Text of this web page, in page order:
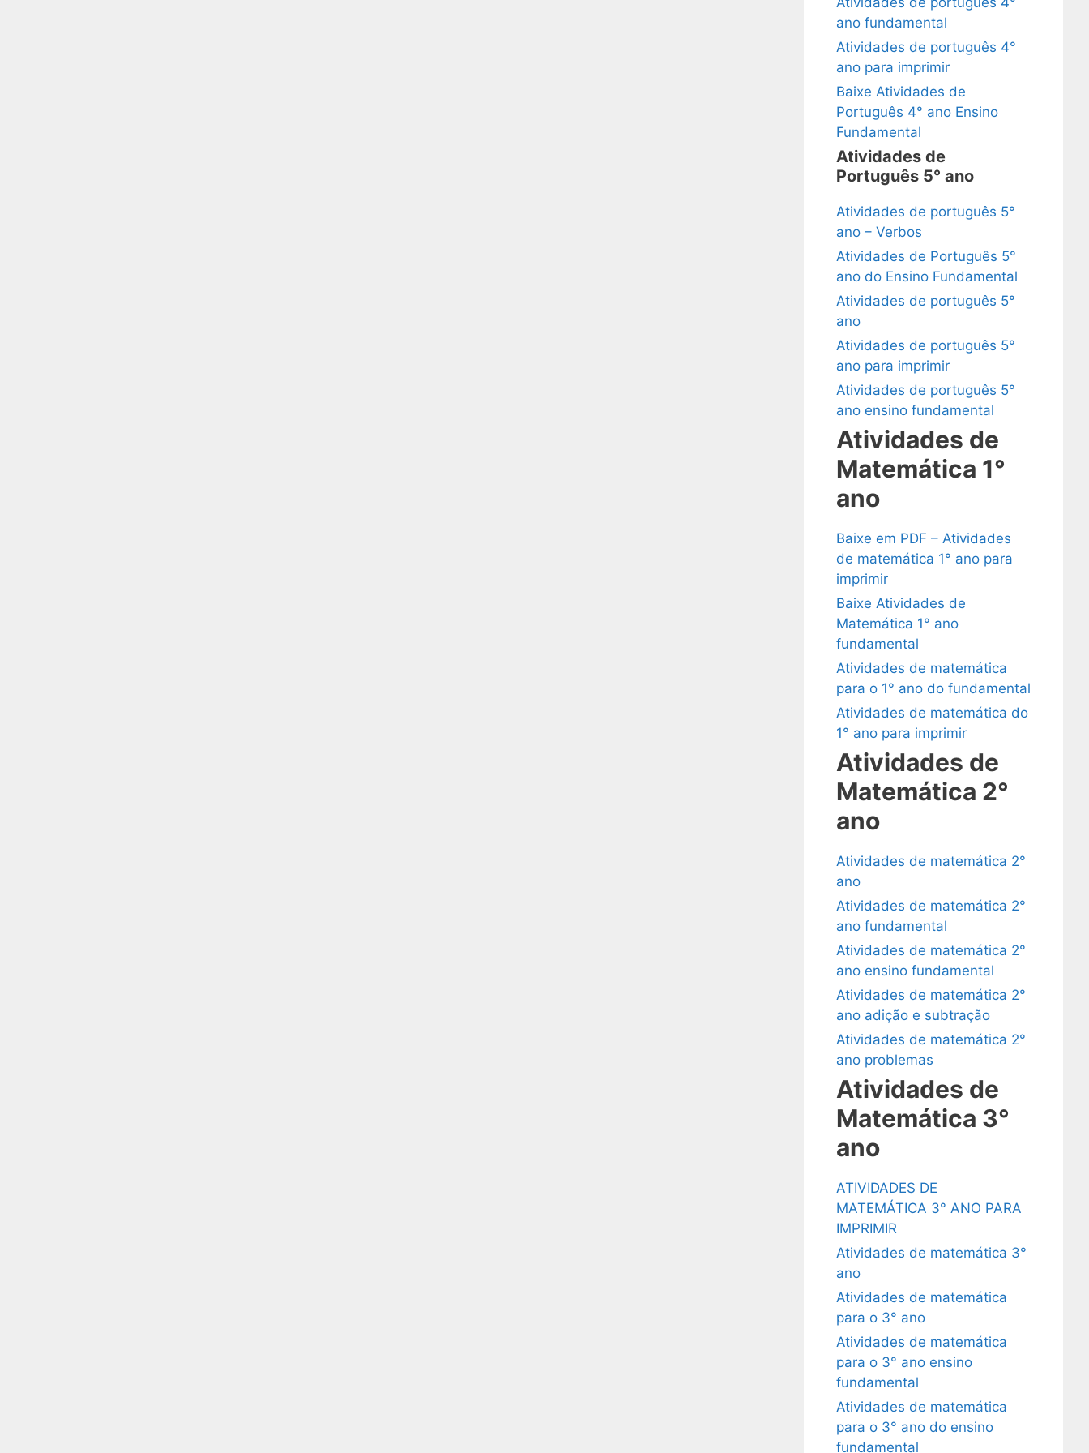
ano fundamental
Atividades de português 4°
ano para imprimir
Baixe Atividades de
Português 4° ano Ensino
Fundamental
Atividades de
Português 5° ano
Atividades de português 5°
ano – Verbos
Atividades de Português 5°
ano do Ensino Fundamental
Atividades de português 5°
ano
Atividades de português 5°
ano para imprimir
Atividades de português 5°
ano ensino fundamental
Atividades de
Matemática 1°
ano
Baixe em PDF – Atividades
de matemática 1° ano para
imprimir
Baixe Atividades de
Matemática 1° ano
fundamental
Atividades de matemática
para o 1° ano do fundamental
Atividades de matemática do
1° ano para imprimir
Atividades de
Matemática 2°
ano
Atividades de matemática 2°
ano
Atividades de matemática 2°
ano fundamental
Atividades de matemática 2°
ano ensino fundamental
Atividades de matemática 2°
ano adição e subtração
Atividades de matemática 2°
ano problemas
Atividades de
Matemática 3°
ano
ATIVIDADES DE
MATEMÁTICA 3° ANO PARA
IMPRIMIR
Atividades de matemática 3°
ano
Atividades de matemática
para o 3° ano
Atividades de matemática
para o 3° ano ensino
fundamental
Atividades de matemática
para o 3° ano do ensino
fundamental